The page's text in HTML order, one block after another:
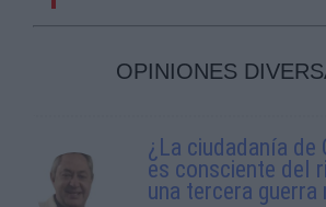
OPINIONES
¿La ciudadanía de
es consciente del
una tercera guerra